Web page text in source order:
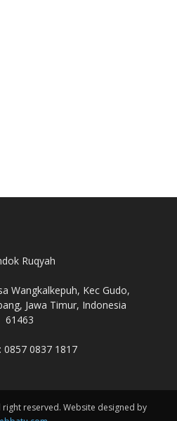
Ruqyah
Wangkalkepuh, Kec Gudo,
Jawa Timur, Indonesia
61463
0857 0837 1817
reserved. Website designed by